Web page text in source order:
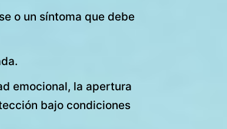
o un síntoma que debe
emocional, la apertura
bajo condiciones